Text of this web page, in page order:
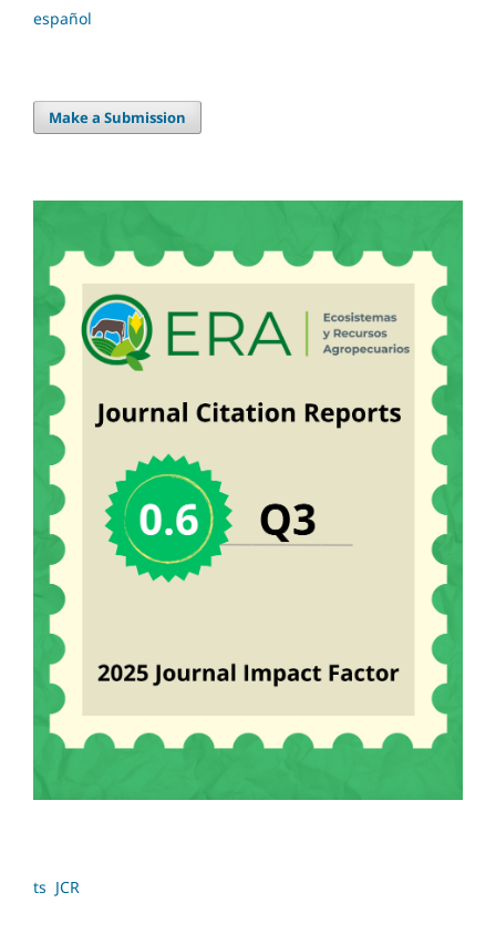
español
Make a Submission
ts JCR